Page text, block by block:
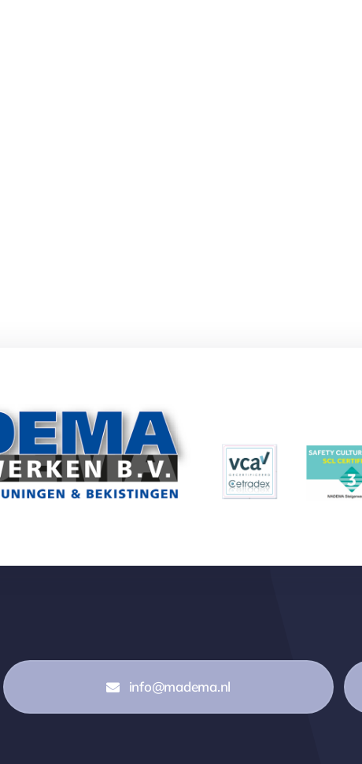
info@madema.nl